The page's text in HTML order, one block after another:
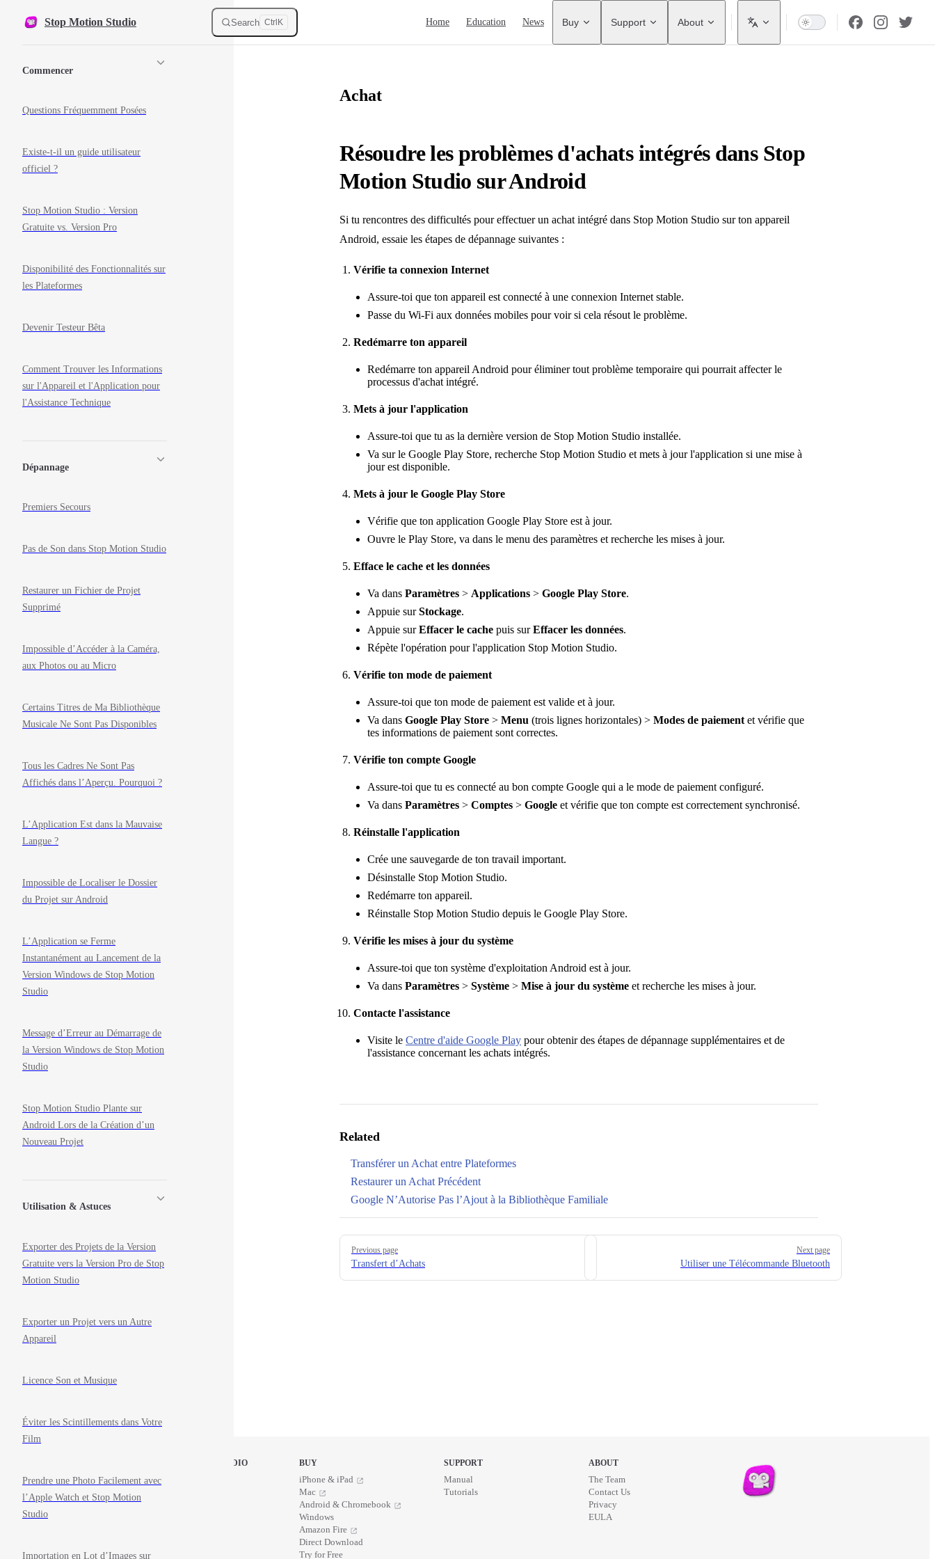
Skip to content
Stop Motion Studio Search Ctrl K Home Education News Buy Support About
Commencer
Questions Fréquemment Posées
Existe-t-il un guide utilisateur
officiel ?
Stop Motion Studio : Version
Gratuite vs. Version Pro
Disponibilité des Fonctionnalités sur
les Plateformes
Devenir Testeur Bêta
Comment Trouver les Informations
sur l'Appareil et l'Application pour
l'Assistance Technique
Dépannage
Premiers Secours
Pas de Son dans Stop Motion Studio
Restaurer un Fichier de Projet
Supprimé
Impossible d’Accéder à la Caméra,
aux Photos ou au Micro
Certains Titres de Ma Bibliothèque
Musicale Ne Sont Pas Disponibles
Tous les Cadres Ne Sont Pas
Affichés dans l’Aperçu. Pourquoi ?
L’Application Est dans la Mauvaise
Langue ?
Impossible de Localiser le Dossier
du Projet sur Android
L’Application se Ferme
Instantanément au Lancement de la
Version Windows de Stop Motion
Studio
Message d’Erreur au Démarrage de
la Version Windows de Stop Motion
Studio
Stop Motion Studio Plante sur
Android Lors de la Création d’un
Nouveau Projet
Utilisation & Astuces
Exporter des Projets de la Version
Gratuite vers la Version Pro de Stop
Motion Studio
Exporter un Projet vers un Autre
Appareil
Licence Son et Musique
Éviter les Scintillements dans Votre
Film
Prendre une Photo Facilement avec
l’Apple Watch et Stop Motion
Studio
Importation en Lot d’Images sur
Achat
Résoudre les problèmes d'achats intégrés dans Stop
Motion Studio sur Android
Si tu rencontres des difficultés pour effectuer un achat intégré dans Stop Motion Studio sur ton appareil
Android, essaie les étapes de dépannage suivantes :
Vérifie ta connexion Internet
Assure-toi que ton appareil est connecté à une connexion Internet stable.
Passe du Wi-Fi aux données mobiles pour voir si cela résout le problème.
Redémarre ton appareil
Redémarre ton appareil Android pour éliminer tout problème temporaire qui pourrait affecter le
processus d'achat intégré.
Mets à jour l'application
Assure-toi que tu as la dernière version de Stop Motion Studio installée.
Va sur le Google Play Store, recherche Stop Motion Studio et mets à jour l'application si une mise à
jour est disponible.
Mets à jour le Google Play Store
Vérifie que ton application Google Play Store est à jour.
Ouvre le Play Store, va dans le menu des paramètres et recherche les mises à jour.
Efface le cache et les données
Va dans Paramètres > Applications > Google Play Store.
Appuie surStockage.
Appuie surEffacer le cache puis surEffacer les données.
Répète l'opération pour l'application Stop Motion Studio.
Vérifie ton mode de paiement
Assure-toi que ton mode de paiement est valide et à jour.
Va dans Google Play Store > Menu (trois lignes horizontales) > Modes de paiement et vérifie que
tes informations de paiement sont correctes.
Vérifie ton compte Google
Assure-toi que tu es connecté au bon compte Google qui a le mode de paiement configuré.
Va dans Paramètres > Comptes > Google et vérifie que ton compte est correctement synchronisé.
Réinstalle l'application
Crée une sauvegarde de ton travail important.
Désinstalle Stop Motion Studio.
Redémarre ton appareil.
Réinstalle Stop Motion Studio depuis le Google Play Store.
Vérifie les mises à jour du système
Assure-toi que ton système d'exploitation Android est à jour.
Va dans Paramètres > Système > Mise à jour du système et recherche les mises à jour.
Contacte l'assistance
Visite le Centre d'aide Google Play pour obtenir des étapes de dépannage supplémentaires et de
l'assistance concernant les achats intégrés.
Related
Transférer un Achat entre Plateformes
Restaurer un Achat Précédent
Google N’Autorise Pas l’Ajout à la Bibliothèque Familiale
Pager
Previous page
Transfert d’Achats
Next page
Utiliser une Télécommande Bluetooth
STOP MOTION STUDIO
Home
BUY
iPhone & iPad
Mac
Android & Chromebook
Windows
Amazon Fire
Direct Download
Try for Free
SUPPORT
Manual
Tutorials
ABOUT
The Team
Contact Us
Privacy
EULA